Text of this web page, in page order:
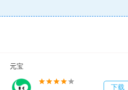
。
元宝
下载